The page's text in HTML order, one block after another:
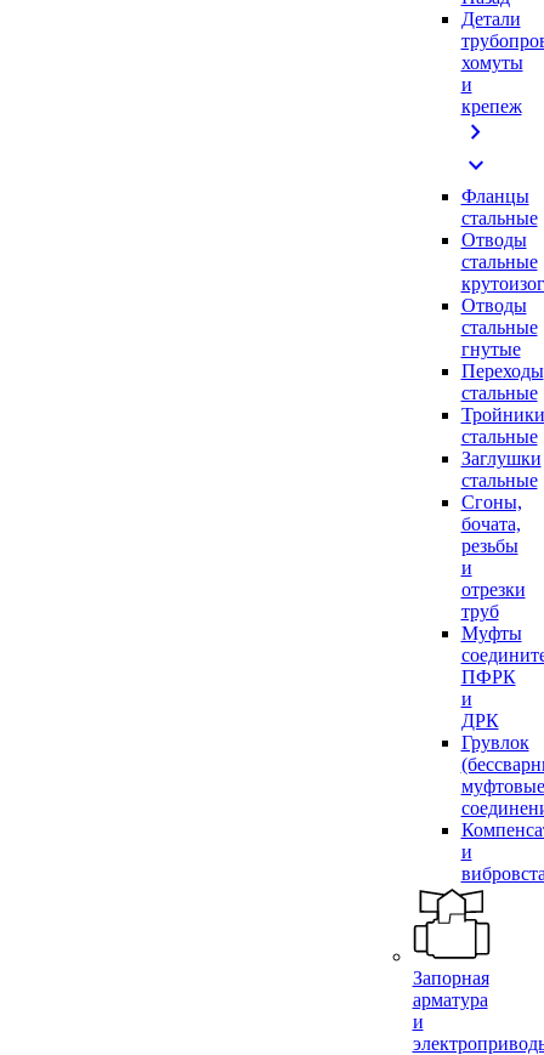
Детали
хомуты
и
крепеж
chevron_right
expand_more
Фланцы
стальные
Отводы
стальные
Отводы
стальные
гнутые
Переходы
стальные
Тройники
стальные
Заглушки
стальные
Сгоны,
бочата,
резьбы
и
отрезки
труб
Муфты
ПФРК
и
ДРК
Грувлок
муфтовые
и
Запорная
арматура
и